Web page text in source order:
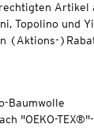
Artikel
Topolino und
(Aktions-
Baumwolle
"OEKO-